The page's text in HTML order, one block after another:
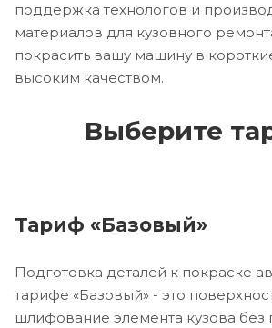
поддержка технологов и
материалов для кузовного
покрасить вашу машину в
высоким качеством.
Выберите
Тариф «Базовый»
Подготовка деталей к покраске
тарифе «Базовый» - это
шлифование элемента кузова без